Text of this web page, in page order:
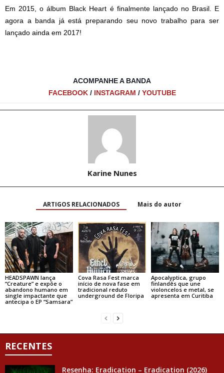
Em 2015, o álbum Black Heart é finalmente lançado no Brasil. E
agora a banda já está preparando seu novo trabalho para ser
lançado ainda em 2017!
ACOMPANHE A BANDA
FACEBOOK/ INSTAGRAM / YOUTUBE
Karine Nunes
ARTIGOS RELACIONADOS Mais do autor
HEADSPAWN lança
“Creature” e expõe o
abandono humano em
single impactante que
antecipa o EP “Samsara”
Cova Rasa Fest marca
início de nova fase em
tradicional reduto
underground de Floripa
Apocalyptica, grupo
finlandês que une
violoncelos e metal, se
apresenta em Curitiba
RECENTES
Resenha: Eradication – Eradication (2026)